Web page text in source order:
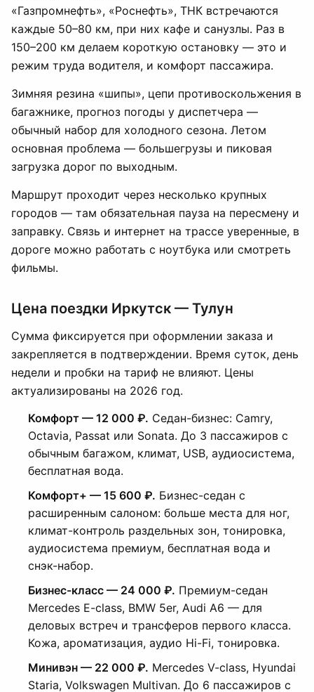
«Газпромнефть», «Роснефть», ТНК встречаются
каждые 50–80 км, при них кафе и санузлы. Раз в
150–200 км делаем короткую остановку — это и
режим труда водителя, и комфорт пассажира.
Зимняя резина «шипы», цепи противоскольжения в
багажнике, прогноз погоды у диспетчера —
обычный набор для холодного сезона. Летом
основная проблема — большегрузы и пиковая
загрузка дорог по выходным.
Маршрут проходит через несколько крупных
городов — там обязательная пауза на пересмену и
заправку. Связь и интернет на трассе уверенные, в
дороге можно работать с ноутбука или смотреть
фильмы.
Цена поездки Иркутск — Тулун
Сумма фиксируется при оформлении заказа и
закрепляется в подтверждении. Время суток, день
недели и пробки на тариф не влияют. Цены
актуализированы на 2026 год.
Комфорт — 12 000 ₽. Седан-бизнес: Camry,
Octavia, Passat или Sonata. До 3 пассажиров с
обычным багажом, климат, USB, аудиосистема,
бесплатная вода.
Комфорт+ — 15 600 ₽. Бизнес-седан с
расширенным салоном: больше места для ног,
климат-контроль раздельных зон, тонировка,
аудиосистема премиум, бесплатная вода и
снэк-набор.
Бизнес-класс — 24 000 ₽. Премиум-седан
Mercedes E-class, BMW 5er, Audi A6 — для
деловых встреч и трансферов первого класса.
Кожа, ароматизация, аудио Hi-Fi, тонировка.
Минивэн — 22 000 ₽. Mercedes V-class, Hyundai
Staria, Volkswagen Multivan. До 6 пассажиров с